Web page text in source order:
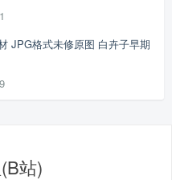
JPG格式未修原图 白卉子早期
站)